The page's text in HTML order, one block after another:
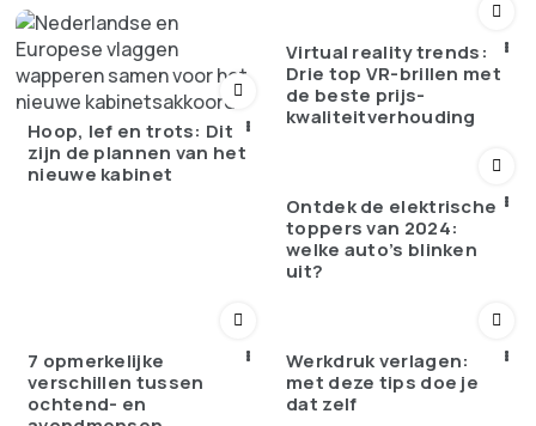
Hoop, lef en trots: Dit
zijn de plannen van het
nieuwe kabinet
Virtual reality trends:
Drie top VR-brillen met
de beste prijs-
kwaliteitverhouding
Ontdek de elektrische
toppers van 2024:
welke auto’s blinken
uit?
7 opmerkelijke
verschillen tussen
ochtend- en
Werkdruk verlagen:
met deze tips doe je
dat zelf